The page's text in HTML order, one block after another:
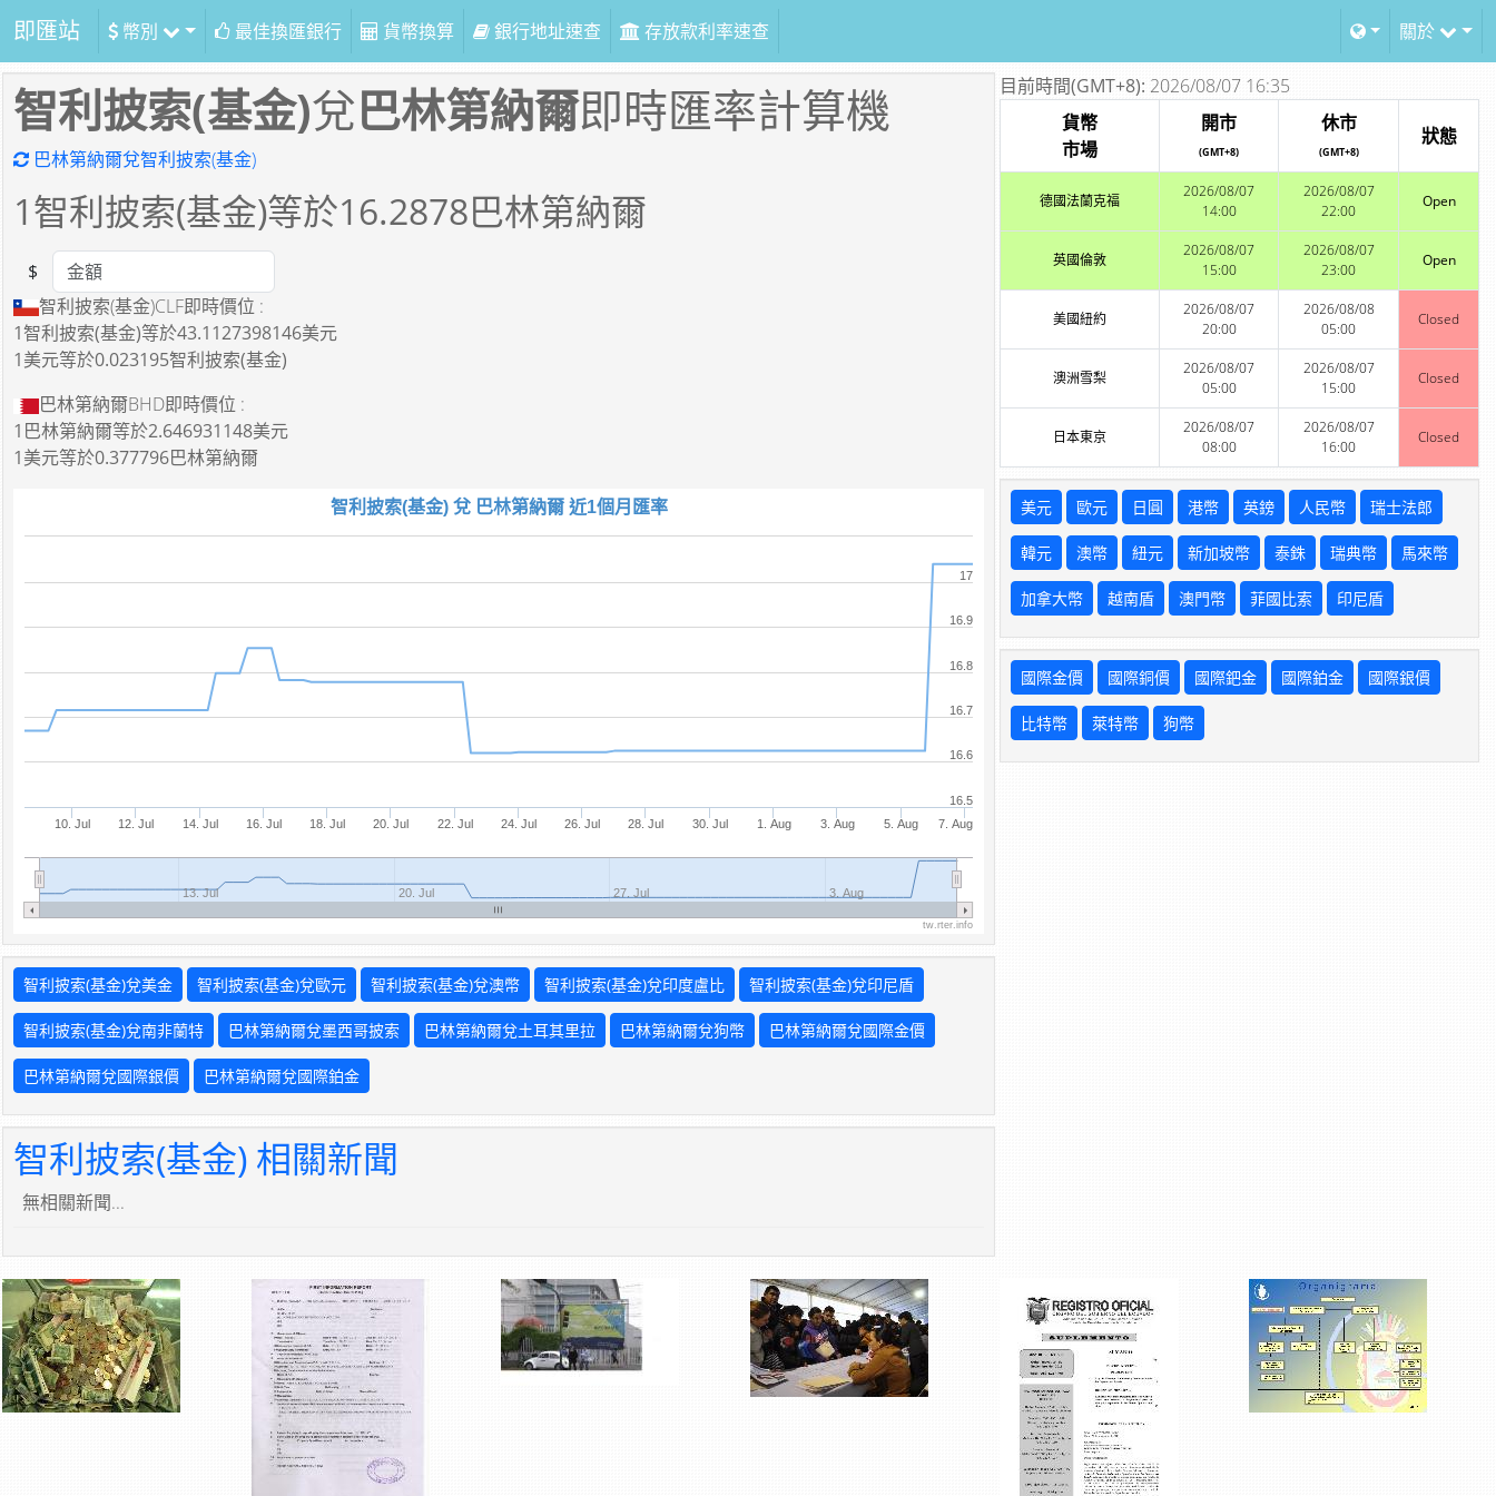
即匯站 幣別 最佳換匯銀行 貨幣換算 銀行地址速查 存放款利率速查 關於
智利披索(基金)兌巴林第納爾即時匯率計算機
巴林第納爾兌智利披索(基金)
1智利披索(基金)等於16.2878巴林第納爾
Amount
$
智利披索(基金)CLF即時價位 :
1智利披索(基金)等於43.1127398146美元
1美元等於0.023195智利披索(基金)
巴林第納爾BHD即時價位 :
1巴林第納爾等於2.646931148美元
1美元等於0.377796巴林第納爾
智利披索(基金) 兌 巴林第納爾 近1個月匯率
10. Jul 12. Jul 14. Jul 16. Jul 18. Jul 20. Jul 22. Jul 24. Jul 26. Jul 28. Jul 30. Jul 1. Aug 3. Aug 5. Aug 7. Aug
13. Jul 20. Jul 27. Jul 3. Aug
16.5
16.6
16.7
16.8
16.9
17
tw.rter.info
智利披索(基金)兌美金 智利披索(基金)兌歐元 智利披索(基金)兌澳幣 智利披索(基金)兌印度盧比 智利披索(基金)兌印尼盾
智利披索(基金)兌南非蘭特 巴林第納爾兌墨西哥披索 巴林第納爾兌土耳其里拉 巴林第納爾兌狗幣 巴林第納爾兌國際金價
巴林第納爾兌國際銀價 巴林第納爾兌國際鉑金
智利披索(基金) 相關新聞
無相關新聞...
目前時間(GMT+8): 2026/08/07 16:35
貨幣
市場
開市
(GMT+8)
休市
(GMT+8)
狀態
德國法蘭克福
2026/08/07
14:00
2026/08/07
22:00
Open
英國倫敦
2026/08/07
15:00
2026/08/07
23:00
Open
美國紐約
2026/08/07
20:00
2026/08/08
05:00
Closed
澳洲雪梨
2026/08/07
05:00
2026/08/07
15:00
Closed
日本東京
2026/08/07
08:00
2026/08/07
16:00
Closed
美元 歐元 日圓 港幣 英鎊 人民幣 瑞士法郎
韓元 澳幣 紐元 新加坡幣 泰銖 瑞典幣 馬來幣
加拿大幣 越南盾 澳門幣 菲國比索 印尼盾
國際金價 國際銅價 國際鈀金 國際鉑金 國際銀價
比特幣 萊特幣 狗幣